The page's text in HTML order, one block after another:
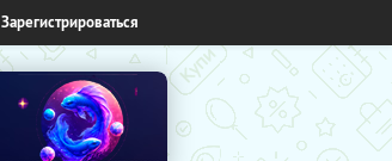
Зарегистрироваться